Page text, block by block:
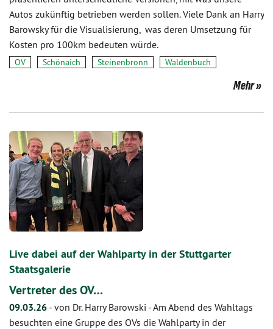
Autos zukünftig betrieben werden sollen. Viele Dank an Harry
Barowsky für die Visualisierung, was deren Umsetzung für
Kosten pro 100km bedeuten würde.
OV Schönaich Steinenbronn Waldenbuch
Mehr
Live dabei auf der Wahlparty in der Stuttgarter
Staatsgalerie
Vertreter des OV…
09.03.26 - von Dr. Harry Barowski -Am Abend des Wahltags
besuchten eine Gruppe des OVs die Wahlparty in der